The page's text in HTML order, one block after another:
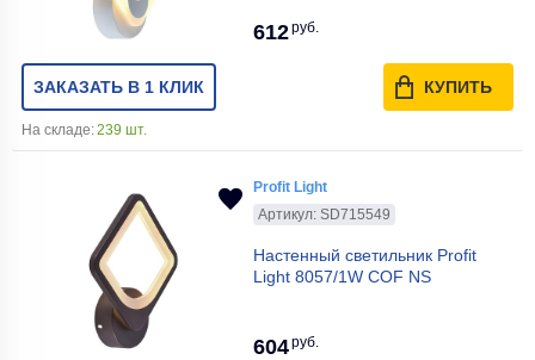
612руб.
ЗАКАЗАТЬ В 1 КЛИК КУПИТЬ
На складе:239 шт.
Profit Light
Артикул: SD715549
Настенный светильник Profit
Light 8057/1W COF NS
604руб.